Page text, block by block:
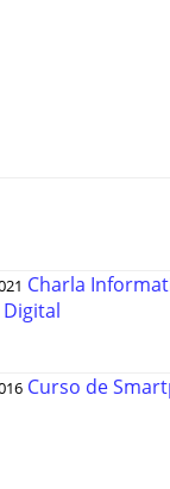
Charla
Digital
Curso de